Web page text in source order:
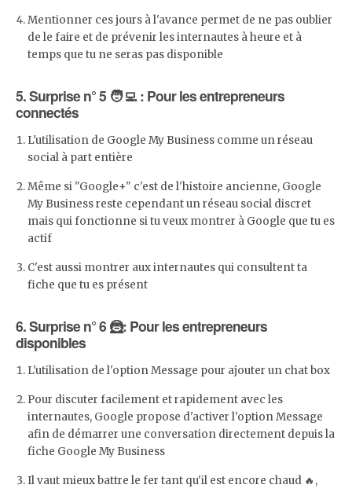
Mentionner ces jours à l'avance permet de ne pas oublier
de le faire et de prévenir les internautes à heure et à
temps que tu ne seras pas disponible
5. Surprise n° 5 🧑‍💻 : Pour les entrepreneurs
connectés
L'utilisation de Google My Business comme un réseau
social à part entière
Même si "Google+" c'est de l'histoire ancienne, Google
My Business reste cependant un réseau social discret
mais qui fonctionne si tu veux montrer à Google que tu es
actif
C'est aussi montrer aux internautes qui consultent ta
fiche que tu es présent
6. Surprise n° 6 🦹: Pour les entrepreneurs
disponibles
L'utilisation de l'option Message pour ajouter un chat box
Pour discuter facilement et rapidement avec les
internautes, Google propose d'activer l'option Message
afin de démarrer une conversation directement depuis la
fiche Google My Business
Il vaut mieux battre le fer tant qu'il est encore chaud 🔥,